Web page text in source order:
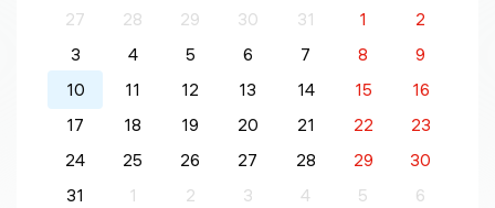
27
28 29 30 31 1
2
3
4 5 6 7 8
9
10
11 12 13 14 15
16
17
18 19 20 21 22
23
24
25 26 27 28 29
30
31
1 2 3 4 5 6